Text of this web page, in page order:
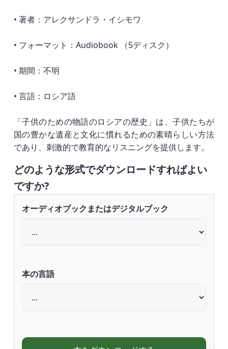
• 著者：アレクサンドラ・イシモワ
• フォーマット：Audiobook （5ディスク）
• 期間：不明
• 言語：ロシア語
「子供のための物語のロシアの歴史」は、子供たちが
国の豊かな遺産と文化に慣れるための素晴らしい方法
であり、刺激的で教育的なリスニングを提供します。
どのような形式でダウンロードすればよい
ですか?
オーディオブックまたはデジタルブック
本の言語